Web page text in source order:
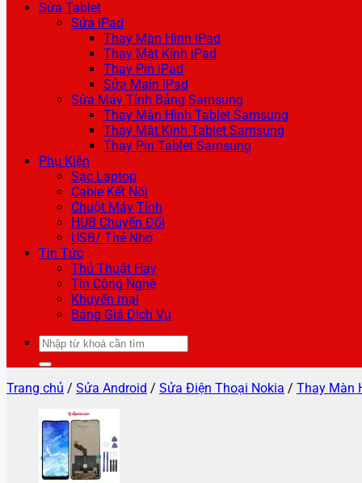
Sửa Tablet
Sửa iPad
Thay Màn Hình iPad
Thay Mặt Kính iPad
Thay Pin iPad
Sửa Main iPad
Sửa Máy Tính Bảng Samsung
Thay Màn Hình Tablet Samsung
Thay Mặt Kính Tablet Samsung
Thay Pin Tablet Samsung
Phụ Kiện
Sạc Laptop
Cable Kết Nối
Chuột Máy Tính
HUB Chuyển Đổi
USB/ Thẻ Nhớ
Tin Tức
Thủ Thuật Hay
Tin Công Nghệ
Khuyến mại
Bảng Giá Dịch Vụ
Tìm
kiếm:
Trang chủ / Sửa Android / Sửa Điện Thoại Nokia / Thay Màn